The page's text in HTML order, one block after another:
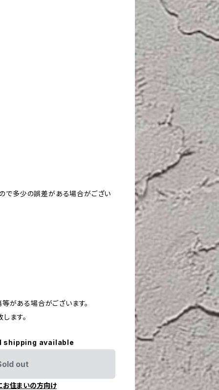
で多少の誤差がある場合がござい
がある場合がございます。
ます。
shipping available
out
お住まいの方向け